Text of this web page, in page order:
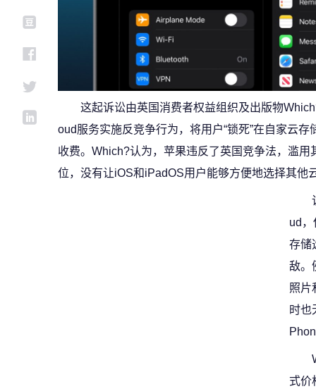
这起诉讼由英国消费者权益组织及出版物
oud服务实施反竞争行为，将用户“锁死”在自家云存
收费。Which?认为，苹果违反了英国竞争法，滥
位，没有让iOS和iPadOS用户能够方便地选择其他
ud，
存储
敌。
照片
时也
式价